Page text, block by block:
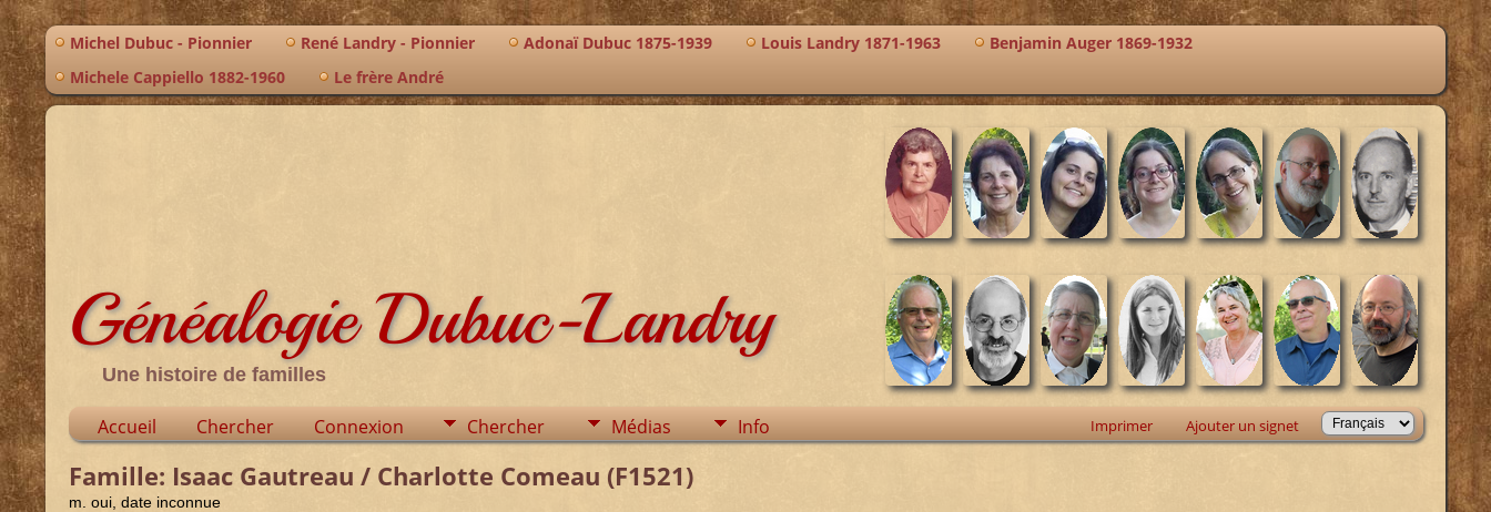
Michel Dubuc - Pionnier René Landry - Pionnier Adonaï Dubuc 1875-1939 Louis Landry 1871-1963
Benjamin Auger 1869-1932
Michele Cappiello 1882-1960
Le frère André
Généalogie Dubuc-Landry
Une histoire de familles
Accueil Chercher Connexion Chercher Médias Info Imprimer Ajouter un signet
Famille: Isaac Gautreau / Charlotte Comeau (F1521)
m. oui, date inconnue